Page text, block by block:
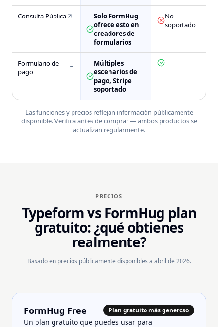
Consulta Pública
Solo FormHug
ofrece esto en
creadores de
formularios
No
soportado
Formulario de
pago
Múltiples
escenarios de
pago, Stripe
soportado
Las funciones y precios reflejan información públicamente
disponible. Verifica antes de comprar — ambos productos se
actualizan regularmente.
PRECIOS
Typeform vs FormHug plan
gratuito: ¿qué obtienes
realmente?
Basado en precios públicamente disponibles a abril de 2026.
FormHug Free Plan gratuito más generoso
Un plan gratuito que puedes usar para